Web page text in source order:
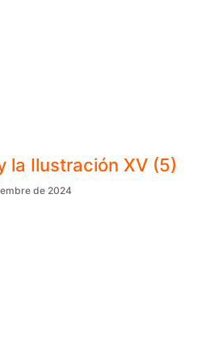
la Ilustración XV (5)
de 2024